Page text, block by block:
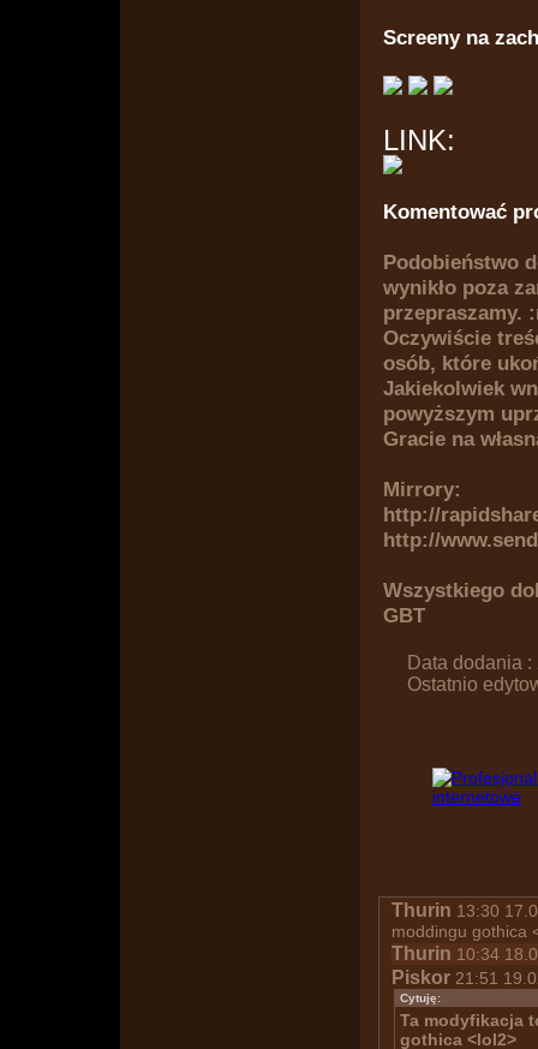
Screeny na
LINK:
Komentować
Podobieństwo
wynikło poza
przepraszamy.
Oczywiście
osób, które
Jakiekolwiek
powyższym
Gracie na
Mirrory:
http://
http://
Wszystkiego
GBT
Data dodania
Ostatnio
Thurin 13:30
moddingu gothica
Thurin 10:34
Piskor 21:51
Cytuję:
Ta modyfikacja
gothica <lol2>